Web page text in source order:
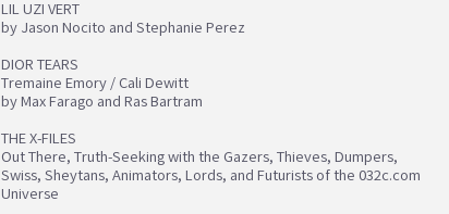
LIL UZI VERT
by Jason Nocito and Stephanie Perez
DIOR TEARS
Tremaine Emory / Cali Dewitt
by Max Farago and Ras Bartram
THE X-FILES
Out There, Truth-Seeking with the Gazers, Thieves, Dumpers,
Swiss, Sheytans, Animators, Lords, and Futurists of the 032c.com
Universe